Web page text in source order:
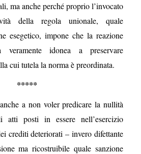
ma anche perché proprio l’invocato
della regola unionale, quale
esegetico, impone che la reazione
veramente idonea a preservare
cui tutela la norma è preordinata.
*****
a non voler predicare la nullità
posti in essere nell’esercizio
crediti deteriorati – invero difettante
ma ricostruibile quale sanzione